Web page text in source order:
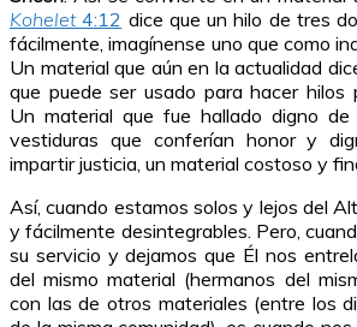
Kohelet4:12 dice que un hilo de tres
fácilmente, imagínense uno que como
Un material que aún en la actualidad
que puede ser usado para hacer hilos
Un material que fue hallado digno
vestiduras que conferían honor y
impartir justicia, un material costoso y
Así, cuando estamos solos y lejos del
y fácilmente desintegrables. Pero,
su servicio y dejamos que Él nos
del mismo material (hermanos del
con las de otros materiales (entre los